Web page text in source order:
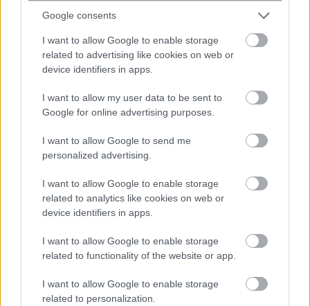
Google consents
I want to allow Google to enable storage
related to advertising like cookies on web or
device identifiers in apps.
I want to allow my user data to be sent to
Google for online advertising purposes.
I want to allow Google to send me
personalized advertising.
I want to allow Google to enable storage
related to analytics like cookies on web or
device identifiers in apps.
I want to allow Google to enable storage
related to functionality of the website or app.
I want to allow Google to enable storage
related to personalization.
Πέθανε ο συγγραφέας Γιάννης
Γρηγοράκης